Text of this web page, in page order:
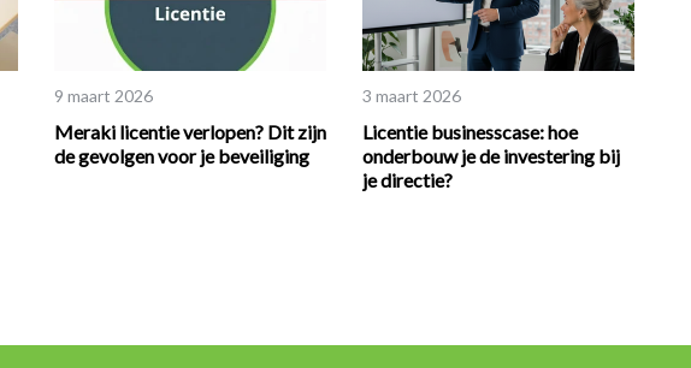
9 maart 2026
Meraki licentie verlopen? Dit zijn
de gevolgen voor je beveiliging
3 maart 2026
Licentie businesscase: hoe
onderbouw je de investering bij
je directie?